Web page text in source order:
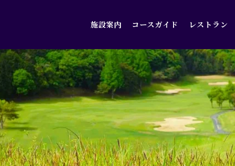
施設案内 コースガイド レストラン
施設案内
コースガイド
レストラン
アクセス
お知らせ